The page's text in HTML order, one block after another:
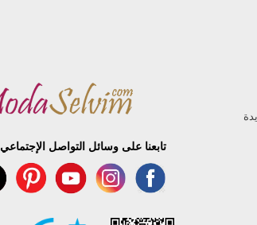
تابعنا على وسائل التواصل الإجتماعي